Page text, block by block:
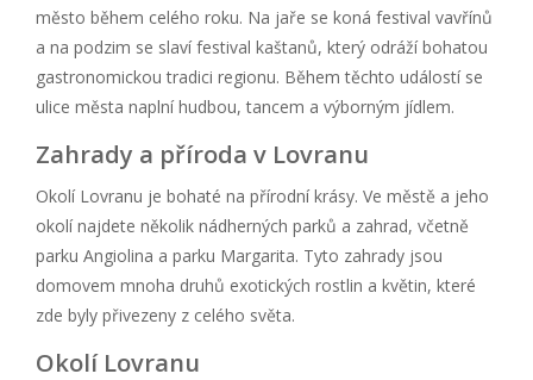
město během celého roku. Na jaře se koná festival vavřínů
a na podzim se slaví festival kaštanů, který odráží bohatou
gastronomickou tradici regionu. Během těchto událostí se
ulice města naplní hudbou, tancem a výborným jídlem.
Zahrady a příroda v Lovranu
Okolí Lovranu je bohaté na přírodní krásy. Ve městě a jeho
okolí najdete několik nádherných parků a zahrad, včetně
parku Angiolina a parku Margarita. Tyto zahrady jsou
domovem mnoha druhů exotických rostlin a květin, které
zde byly přivezeny z celého světa.
Okolí Lovranu